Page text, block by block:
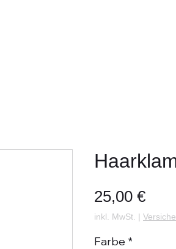
25,00 €Preis
inkl. MwSt. |
Farbe *